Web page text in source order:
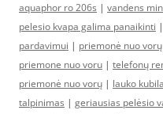
aquaphor ro 206s | vandens
pelesio kvapa galima panaikinti |
pardavimui | priemonė nuo vorų
priemone nuo voru | telefonų
priemonė nuo vorų | lauko
talpinimas | geriausias pelėsio